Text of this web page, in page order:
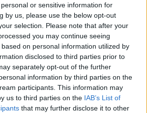
or sensitive information for
by us, please use the below opt-out
selection. Please note that after your
you may continue seeing
on personal information utilized by
disclosed to third parties prior to
separately opt-out of the further
information by third parties on the
participants. This information may
us to third parties on the IAB’s List of
that may further disclose it to other
MONDEN
a Roxanei Ciuhulescu.
i-a deschis drumul către